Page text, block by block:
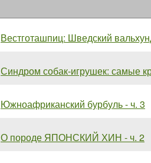
Вестготашпиц: Шведский
Синдром собак-игрушек: самые
Южноафриканский бурбуль - ч. 3
О породе ЯПОНСКИЙ ХИН - ч. 2